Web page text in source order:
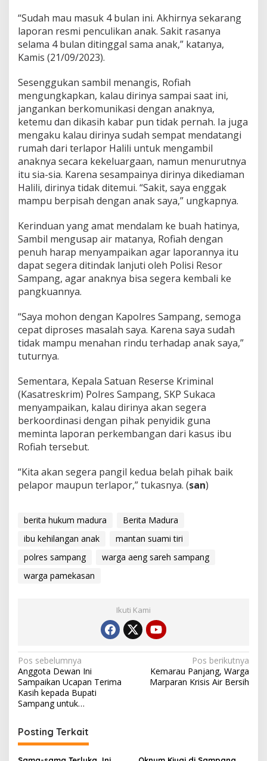
“Sudah mau masuk 4 bulan ini. Akhirnya sekarang
laporan resmi penculikan anak. Sakit rasanya
selama 4 bulan ditinggal sama anak,” katanya,
Kamis (21/09/2023).
Sesenggukan sambil menangis, Rofiah
mengungkapkan, kalau dirinya sampai saat ini,
jangankan berkomunikasi dengan anaknya,
ketemu dan dikasih kabar pun tidak pernah. Ia juga
mengaku kalau dirinya sudah sempat mendatangi
rumah dari terlapor Halili untuk mengambil
anaknya secara kekeluargaan, namun menurutnya
itu sia-sia. Karena sesampainya dirinya dikediaman
Halili, dirinya tidak ditemui. “Sakit, saya enggak
mampu berpisah dengan anak saya,” ungkapnya.
Kerinduan yang amat mendalam ke buah hatinya,
Sambil mengusap air matanya, Rofiah dengan
penuh harap menyampaikan agar laporannya itu
dapat segera ditindak lanjuti oleh Polisi Resor
Sampang, agar anaknya bisa segera kembali ke
pangkuannya.
“Saya mohon dengan Kapolres Sampang, semoga
cepat diproses masalah saya. Karena saya sudah
tidak mampu menahan rindu terhadap anak saya,”
tuturnya.
Sementara, Kepala Satuan Reserse Kriminal
(Kasatreskrim) Polres Sampang, SKP Sukaca
menyampaikan, kalau dirinya akan segera
berkoordinasi dengan pihak penyidik guna
meminta laporan perkembangan dari kasus ibu
Rofiah tersebut.
“Kita akan segera pangil kedua belah pihak baik
pelapor maupun terlapor,” tukasnya. (san)
berita hukum madura
Berita Madura
ibu kehilangan anak
mantan suami tiri
polres sampang
warga aeng sareh sampang
warga pamekasan
Ikuti Kami
Navigasi
pos
Pos sebelumnya
Anggota Dewan Ini
Sampaikan Ucapan Terima
Kasih kepada Bupati
Sampang untuk…
Pos berikutnya
Kemarau Panjang, Warga
Marparan Krisis Air Bersih
Posting Terkait